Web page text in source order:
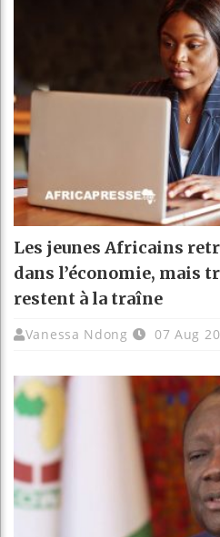
Les jeunes Africains
dans l’économie, mais
restent à la traîne
Vanessa Ndong 07 Aug